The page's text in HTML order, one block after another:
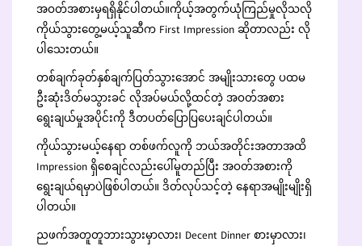
အဝတ်အစားမှရရှိနိုင်ပါတယ်။ကိုယ့်အတွက်ယုံကြည်မှုလိုသလို
ကိုယ်သွားတွေ့မယ့်သူဆီက First Impression ဆိုတာလည်း လို
ပါသေးတယ်။
တစ်ချက်ခုတ်နှစ်ချက်ပြတ်သွားအောင် အမျိုးသားတွေ ပထမ
ဦးဆုံးဒိတ်မသွားခင် လိုအပ်မယ်လို့ထင်တဲ့ အဝတ်အစား
ရွေးချယ်မှုအပိုင်းကို ဒီတပတ်ပြောပြပေးချင်ပါတယ်။
ကိုယ်သွားမယ့်နေရာ တစ်ဖက်လူကို ဘယ်အတိုင်းအတာအထိ
Impression ရှိစေချင်လည်းပေါ်မူတည်ပြီး အဝတ်အစားကို
ရွေးချယ်ရမှာပဲဖြစ်ပါတယ်။ ဒိတ်လုပ်သင့်တဲ့ နေရာအမျိုးမျိုးရှိ
ပါတယ်။
ညဖက်အတူတူဘားသွားမှာလား၊ Decent Dinner စားမှာလား၊